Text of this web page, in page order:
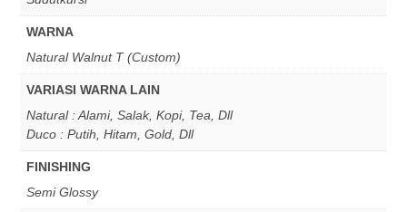
WARNA
Natural Walnut T (Custom)
VARIASI WARNA LAIN
Natural : Alami, Salak, Kopi, Tea, Dll
Duco : Putih, Hitam, Gold, Dll
FINISHING
Semi Glossy